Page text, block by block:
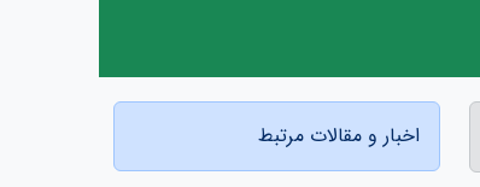
اخبار و مقالات مرتبط